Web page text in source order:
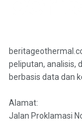
peliputan, analisis,
berbasis data dan
Alamat:
Jalan Proklamasi